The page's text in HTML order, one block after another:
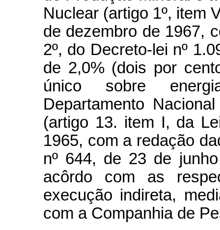
Nuclear (artigo 1º, item
de dezembro de 1967,
2º, do Decreto-lei nº
de 2,0% (dois por
único sobre
Departamento
(artigo 13. item I, da
1965, com a redação
nº 644, de 23 de
acôrdo com as
execução indireta,
com a Companhia de